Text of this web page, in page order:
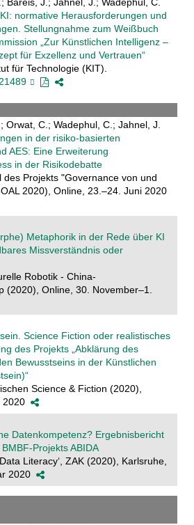
normative Herausforderungen und
Stellungnahme zum Weißbuch
„Zur Künstlichen Intelligenz ‒
für Exzellenz und Vertrauen“
für Technologie (KIT).
Orwat, C.; Wadephul, C.; Jahnel, J.
in der risiko-basierten
AES: Eine Erweiterung
in der Risikodebatte
des Projekts "Governance von und
2020), Online, 23.–24. Juni 2020
Metaphorik in der Rede über KI
Missverständnis oder
Robotik - China-
(2020), Online, 30. November–1.
Science Fiction oder realistisches
des Projekts „Abklärung des
Bewusstseins in der Künstlichen
Science & Fiction (2020),
2020
Datenkompetenz? Ergebnisbericht
Projekts ABIDA
Literacy‘, ZAK (2020), Karlsruhe,
2020